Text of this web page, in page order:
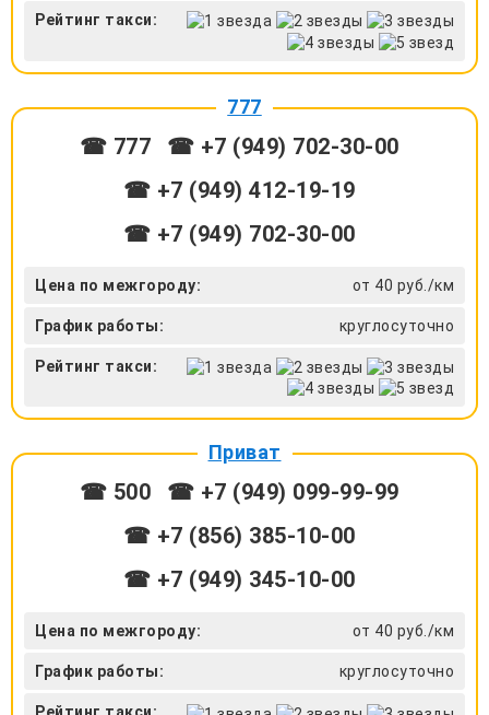
Рейтинг такси:
777
☎ 777
☎ +7 (949) 702-30-00
☎ +7 (949) 412-19-19
☎ +7 (949) 702-30-00
Цена по межгороду: от 40 руб./км
График работы: круглосуточно
Рейтинг такси:
Приват
☎ 500
☎ +7 (949) 099-99-99
☎ +7 (856) 385-10-00
☎ +7 (949) 345-10-00
Цена по межгороду: от 40 руб./км
График работы: круглосуточно